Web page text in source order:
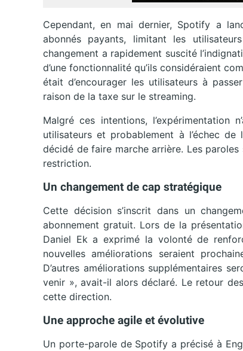
Cependant, en mai dernier, Spotify a
abonnés payants, limitant les
changement a rapidement suscité
d’une fonctionnalité qu’ils considéraient
était d’encourager les utilisateurs à
raison de la taxe sur le streaming.
Malgré ces intentions, l’expérimentation
utilisateurs et probablement à l’échec
décidé de faire marche arrière. Les
restriction.
Un changement de cap stratégique
Cette décision s’inscrit dans un
abonnement gratuit. Lors de la
Daniel Ek a exprimé la volonté de
nouvelles améliorations seraient
D’autres améliorations supplémentaires
venir », avait-il alors déclaré. Le retour
cette direction.
Une approche agile et évolutive
Un porte-parole de Spotify a précisé à